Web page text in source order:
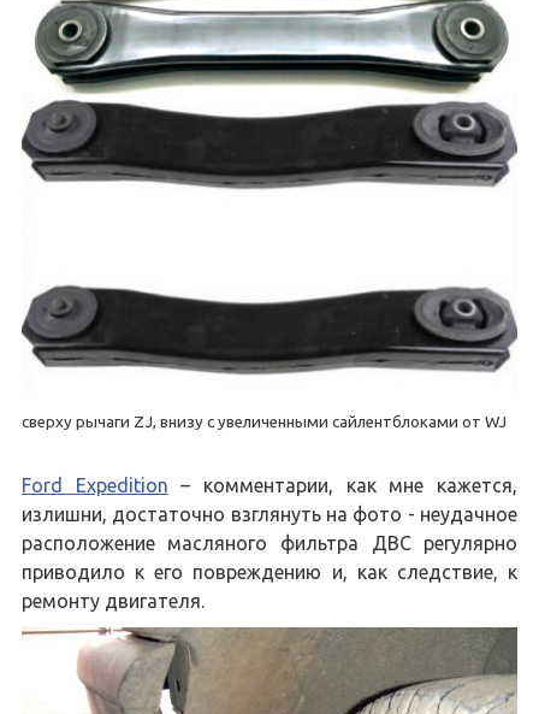
сверху рычаги ZJ, внизу с увеличенными сайлентблоками от WJ
Ford Expedition – комментарии, как мне кажется,
излишни, достаточно взглянуть на фото - неудачное
расположение масляного фильтра ДВС регулярно
приводило к его повреждению и, как следствие, к
ремонту двигателя.